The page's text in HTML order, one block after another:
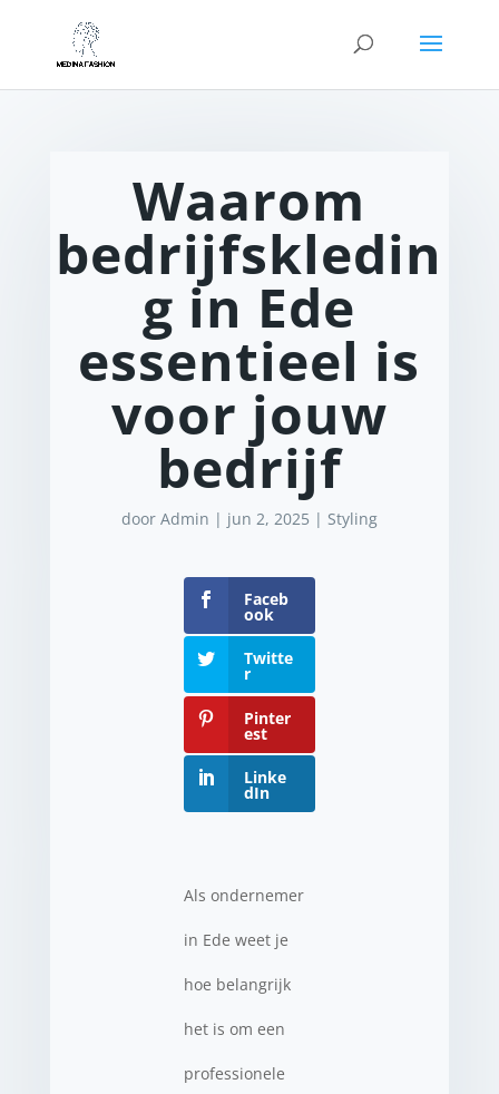
Waarom
bedrijfskledin
g in Ede
essentieel is
voor jouw
bedrijf
door Admin | jun 2, 2025 | Styling
Faceb
ook
Twitte
r
Pinter
est
Linke
dIn
Als ondernemer
in Ede weet je
hoe belangrijk
het is om een
professionele